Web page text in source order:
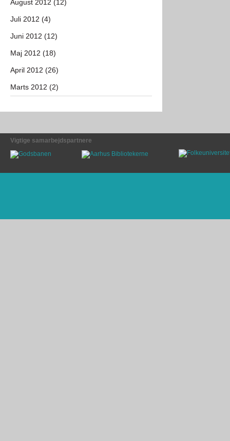
August 2012 (12)
Juli 2012 (4)
Juni 2012 (12)
Maj 2012 (18)
April 2012 (26)
Marts 2012 (2)
Vigtige samarbejdspartnere